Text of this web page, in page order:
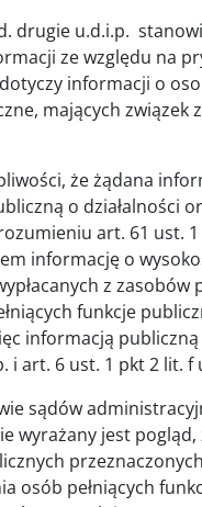
drugie u.d.i.p.
ze względu na
informacji o
mających związek
że żądana
o działalności
art. 61 ust.
informację o
z zasobów
funkcje
informacją
i art. 6 ust. 1 pkt 2 lit. f
sądów
wyrażany jest
osób pełniących